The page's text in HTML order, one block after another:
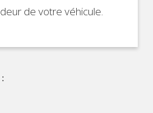
de votre véhicule.